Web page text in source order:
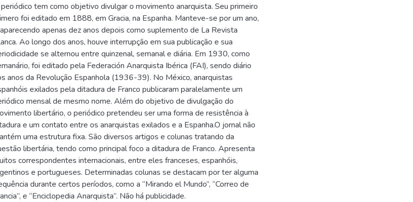
tem como objetivo divulgar o movimento anarquista. Seu primeiro
foi editado em 1888, em Gracia, na Espanha. Manteve-se por um ano,
apenas dez anos depois como suplemento de La Revista
Ao longo dos anos, houve interrupção em sua publicação e sua
se alternou entre quinzenal, semanal e diária. Em 1930, como
foi editado pela Federación Anarquista Ibérica (FAI), sendo diário
anos da Revolução Espanhola (1936-39). No México, anarquistas
exilados pela ditadura de Franco publicaram paralelamente um
mensal de mesmo nome. Além do objetivo de divulgação do
libertário, o periódico pretendeu ser uma forma de resistência à
e um contato entre os anarquistas exilados e a Espanha.O jornal não
uma estrutura fixa. São diversos artigos e colunas tratando da
libertária, tendo como principal foco a ditadura de Franco. Apresenta
correspondentes internacionais, entre eles franceses, espanhóis,
e portugueses. Determinadas colunas se destacam por ter alguma
durante certos períodos, como a “Mirando el Mundo”, “Correo de
e “Enciclopedia Anarquista”. Não há publicidade.